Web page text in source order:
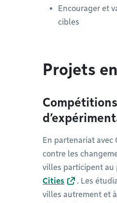
Encourager et
cibles
Projets
En partenariat avec
contre les
villes participent au
Cities
. Les
villes autrement et